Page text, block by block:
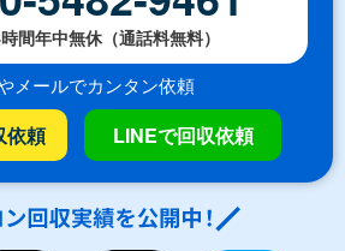
間年中無休（通話料無料）
メールでカンタン依頼
依頼 LINEで回収依頼